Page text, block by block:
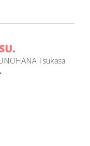
Tsukasa